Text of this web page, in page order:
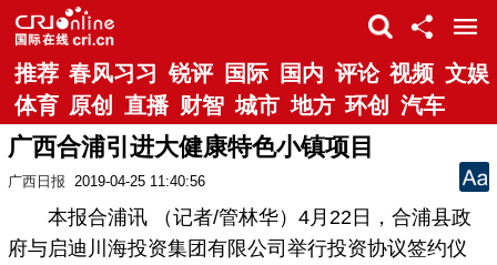
推荐 春风习习 锐评 国际 国内 评论 视频 文娱
体育 原创 直播 财智 城市 地方 环创 汽车
广西合浦引进大健康特色小镇项目
广西日报 2019-04-25 11:40:56
本报合浦讯 （记者/管林华）4月22日，合浦县政
府与启迪川海投资集团有限公司举行投资协议签约仪